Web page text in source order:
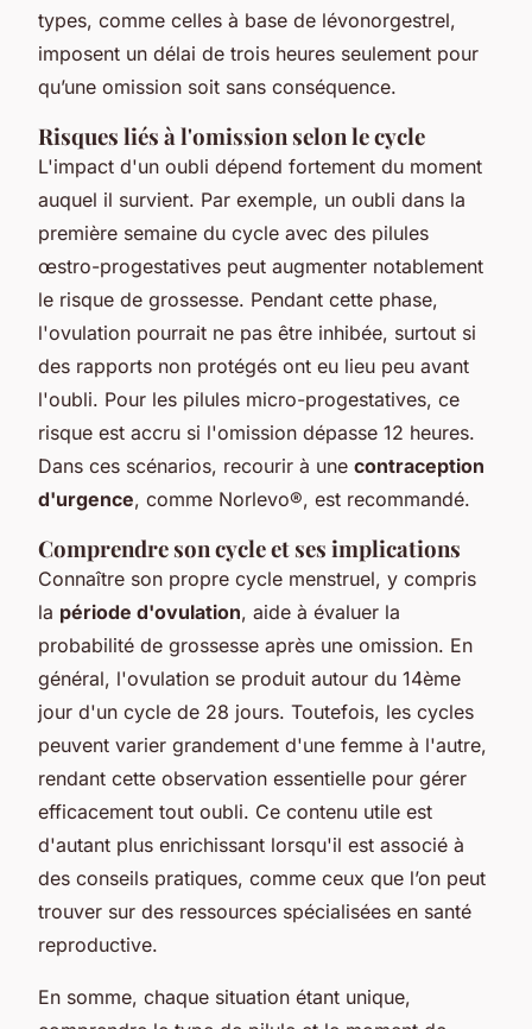
types, comme celles à base de lévonorgestrel,
imposent un délai de trois heures seulement pour
qu’une omission soit sans conséquence.
Risques liés à l'omission selon le cycle
L'impact d'un oubli dépend fortement du moment
auquel il survient. Par exemple, un oubli dans la
première semaine du cycle avec des pilules
œstro-progestatives peut augmenter notablement
le risque de grossesse. Pendant cette phase,
l'ovulation pourrait ne pas être inhibée, surtout si
des rapports non protégés ont eu lieu peu avant
l'oubli. Pour les pilules micro-progestatives, ce
risque est accru si l'omission dépasse 12 heures.
Dans ces scénarios, recourir à une contraception
d'urgence, comme Norlevo®, est recommandé.
Comprendre son cycle et ses implications
Connaître son propre cycle menstruel, y compris
la période d'ovulation, aide à évaluer la
probabilité de grossesse après une omission. En
général, l'ovulation se produit autour du 14ème
jour d'un cycle de 28 jours. Toutefois, les cycles
peuvent varier grandement d'une femme à l'autre,
rendant cette observation essentielle pour gérer
efficacement tout oubli. Ce contenu utile est
d'autant plus enrichissant lorsqu'il est associé à
des conseils pratiques, comme ceux que l’on peut
trouver sur des ressources spécialisées en santé
reproductive.
En somme, chaque situation étant unique,